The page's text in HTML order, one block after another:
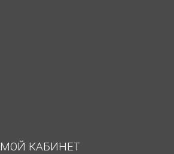
МОЙ КАБИНЕТ